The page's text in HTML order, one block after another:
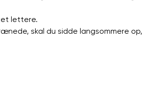
lettere.
skal du sidde langsommere op,